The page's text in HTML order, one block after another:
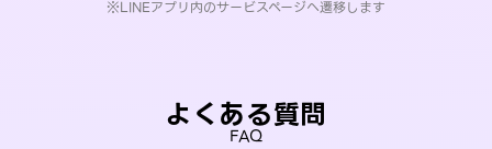
※LINEアプリ内のサービスページへ遷移します
よくある質問
FAQ